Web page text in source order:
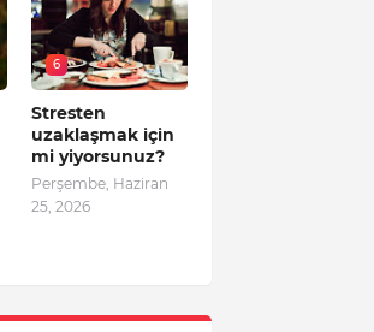
6
Stresten
uzaklaşmak için
mi yiyorsunuz?
Perşembe, Haziran
25, 2026